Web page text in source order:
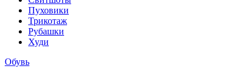
Пуховики
Трикотаж
Рубашки
Худи
Обувь